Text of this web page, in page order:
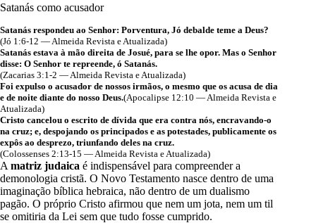
Satanás como acusador
Satanás respondeu ao Senhor: Porventura, Jó debalde teme a Deus?
(Jó 1:6-12 — Almeida Revista e Atualizada)
Satanás estava à mão direita de Josué, para se lhe opor. Mas o Senhor
disse: O Senhor te repreende, ó Satanás.
(Zacarias 3:1-2 — Almeida Revista e Atualizada)
Foi expulso o acusador de nossos irmãos, o mesmo que os acusa de dia
e de noite diante do nosso Deus.(Apocalipse 12:10 — Almeida Revista e
Atualizada)
Cristo cancelou o escrito de dívida que era contra nós, encravando-o
na cruz; e, despojando os principados e as potestades, publicamente os
expôs ao desprezo, triunfando deles na cruz.
(Colossenses 2:13-15 — Almeida Revista e Atualizada)
A matriz judaica é indispensável para compreender a
demonologia cristã. O Novo Testamento nasce dentro de uma
imaginação bíblica hebraica, não dentro de um dualismo
pagão. O próprio Cristo afirmou que nem um jota, nem um til
se omitiria da Lei sem que tudo fosse cumprido.